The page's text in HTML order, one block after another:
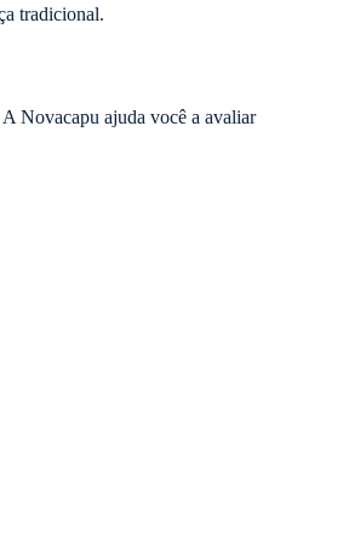
tradicional.
Novacapu ajuda você a avaliar